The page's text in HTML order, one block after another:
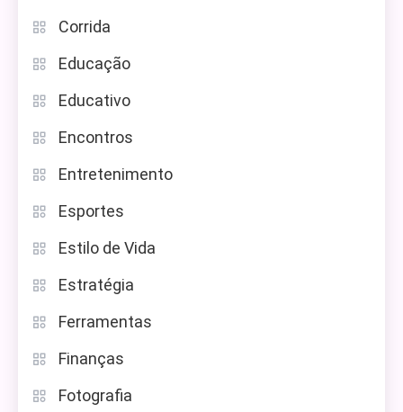
Corrida
Educação
Educativo
Encontros
Entretenimento
Esportes
Estilo de Vida
Estratégia
Ferramentas
Finanças
Fotografia